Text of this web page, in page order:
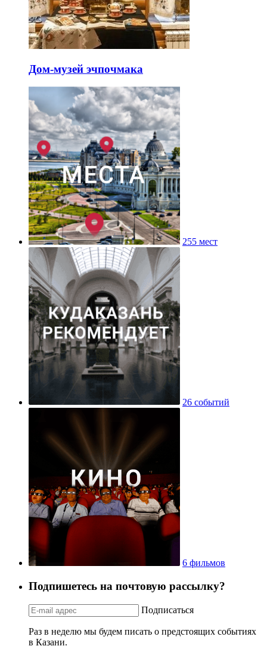
Дом-музей эчпочмака
255 мест
26 событий
6 фильмов
Подпишетесь на почтовую рассылку?
Подписаться
Раз в неделю мы будем писать о предстоящих событиях
в Казани.